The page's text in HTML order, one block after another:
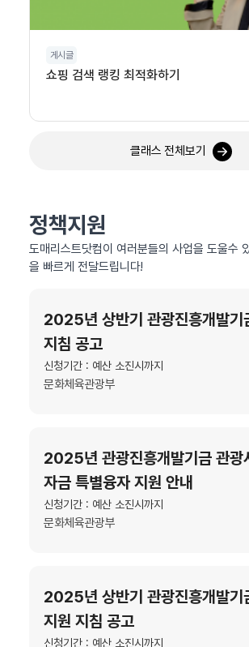
게시글
쇼핑 검색 랭킹 최적화하기
클래스 전체보기
정책지원
도매리스트닷컴이 여러분들의 사업을 도울수
을 빠르게 전달드립니다!
2025년 상반기 관광진흥개발기
지침 공고
신청기간 : 예산 소진시까지
문화체육관광부
2025년 관광진흥개발기금 관광
자금 특별융자 지원 안내
신청기간 : 예산 소진시까지
문화체육관광부
2025년 상반기 관광진흥개발기
지원 지침 공고
신청기간 : 예산 소진시까지